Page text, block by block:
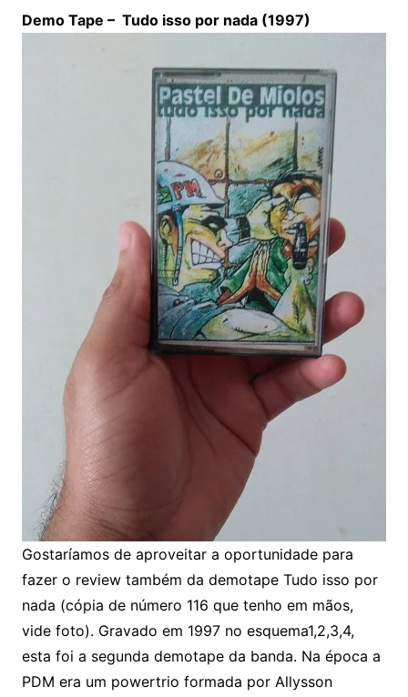
Demo Tape – Tudo isso por nada (1997)
Gostaríamos de aproveitar a oportunidade para
fazer o review também da demotape Tudo isso por
nada (cópia de número 116 que tenho em mãos,
vide foto). Gravado em 1997 no esquema1,2,3,4,
esta foi a segunda demotape da banda. Na época a
PDM era um powertrio formada por Allysson